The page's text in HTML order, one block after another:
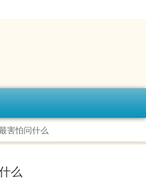
害怕问什么
么